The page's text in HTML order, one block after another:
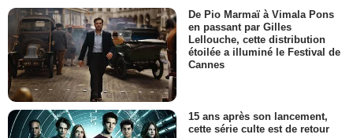
De Pio Marmaï à Vimala Pons
en passant par Gilles
Lellouche, cette distribution
étoilée a illuminé le Festival de
Cannes
15 ans après son lancement,
cette série culte est de retour